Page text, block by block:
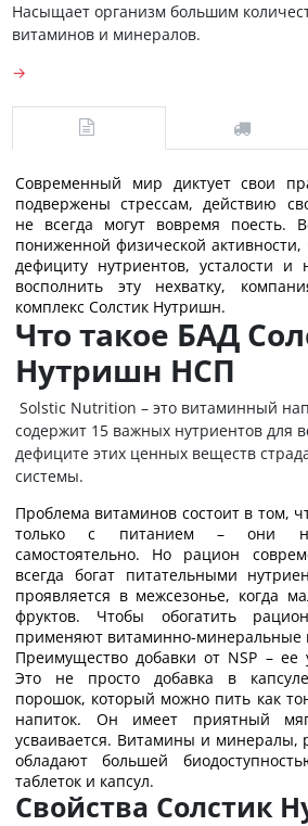
Насыщает организм большим
витаминов и минералов.
→
Современный мир диктует свои
подвержены стрессам, действию
не всегда могут вовремя поесть.
пониженной физической активности,
дефициту нутриентов, усталости и
восполнить эту нехватку,
комплекс Солстик Нутришн.
Что такое БАД
Нутришн НСП
Solstic Nutrition – это витаминный
содержит 15 важных нутриентов для
дефиците этих ценных веществ
системы.
Проблема витаминов состоит в том,
только с питанием – они не
самостоятельно. Но рацион
всегда богат питательными
проявляется в межсезонье, когда
фруктов. Чтобы обогатить
применяют витаминно-минеральные
Преимущество добавки от NSP – ее
Это не просто добавка в
порошок, который можно пить как
напиток. Он имеет приятный
усваивается. Витамины и минералы,
обладают большей
таблеток и капсул.
Свойства Солстик